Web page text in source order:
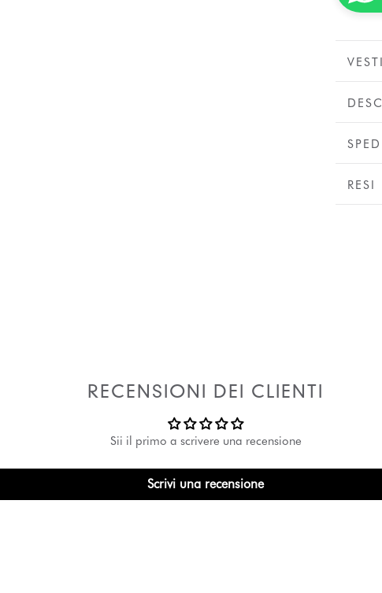
RESI
RECENSIONI DEI CLIENTI
Sii il primo a scrivere una recensione
Scrivi una recensione